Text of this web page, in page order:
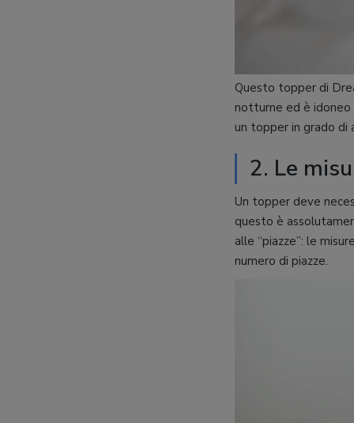
Questo topper di
notturne ed è idoneo
un topper in grado di
2. Le
Un topper deve
questo è
alle “piazze”: le
numero di piazze.